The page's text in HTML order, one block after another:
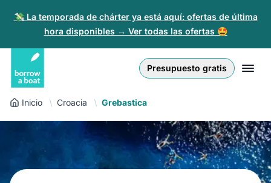
💸 La temporada de chárter ya está aquí: ofertas de última
hora disponibles → Ver todas las ofertas 🤩
Presupuesto gratis
Iniciar sesión
Regístrate
Para partners
Złoty
English (UK)
Nederlands
Inicio Croacia Grebastica